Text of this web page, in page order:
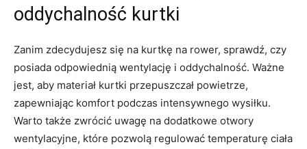
⁢oddychalność kurtki
Zanim zdecydujesz się na kurtkę⁢ na rower, ‍sprawdź, czy
posiada odpowiednią wentylację i⁣ oddychalność. Ważne⁢
jest, aby materiał kurtki ‌przepuszczał powietrze,
zapewniając komfort podczas intensywnego wysiłku.
Warto także zwrócić uwagę ​na dodatkowe otwory
wentylacyjne, które pozwolą regulować temperaturę ciała